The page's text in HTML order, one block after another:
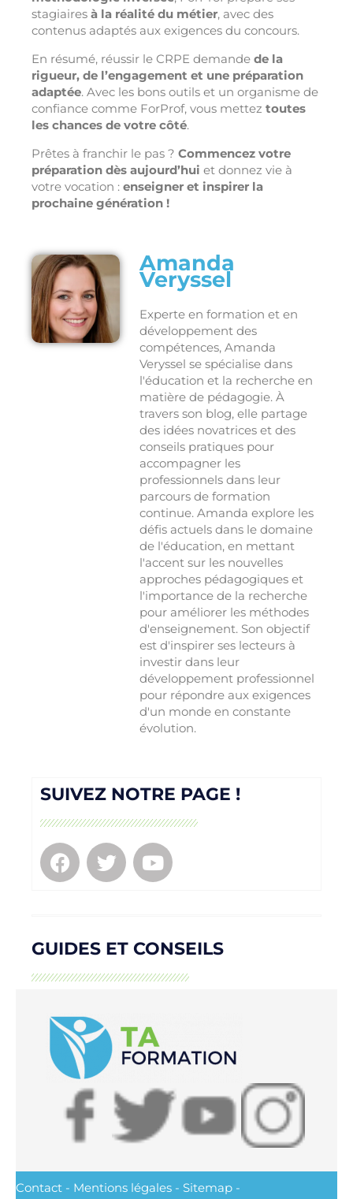
stagiaires à la réalité du métier, avec des
contenus adaptés aux exigences du concours.
En résumé, réussir le CRPE demande de la
rigueur, de l’engagement et une préparation
adaptée. Avec les bons outils et un organisme de
confiance comme ForProf, vous mettez toutes
les chances de votre côté.
Prêtes à franchir le pas ? Commencez votre
préparation dès aujourd’hui et donnez vie à
votre vocation : enseigner et inspirer la
prochaine génération !
Amanda
Veryssel
Experte en formation et en
développement des
compétences, Amanda
Veryssel se spécialise dans
l'éducation et la recherche en
matière de pédagogie. À
travers son blog, elle partage
des idées novatrices et des
conseils pratiques pour
accompagner les
professionnels dans leur
parcours de formation
continue. Amanda explore les
défis actuels dans le domaine
de l'éducation, en mettant
l'accent sur les nouvelles
approches pédagogiques et
l'importance de la recherche
pour améliorer les méthodes
d'enseignement. Son objectif
est d'inspirer ses lecteurs à
investir dans leur
développement professionnel
pour répondre aux exigences
d'un monde en constante
évolution.
SUIVEZ NOTRE PAGE !
GUIDES ET CONSEILS
Contact - Mentions légales - Sitemap -